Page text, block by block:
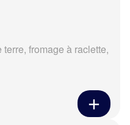
fromage à raclette,